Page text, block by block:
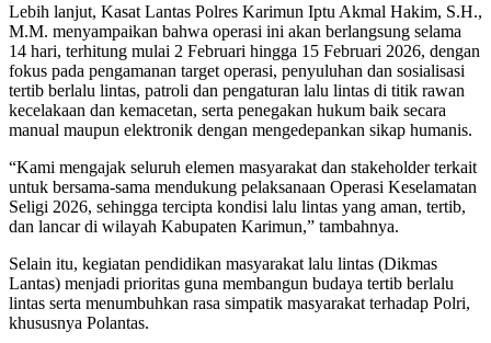
Lebih lanjut, Kasat Lantas Polres Karimun Iptu Akmal Hakim, S.H.,
M.M. menyampaikan bahwa operasi ini akan berlangsung selama
14 hari, terhitung mulai 2 Februari hingga 15 Februari 2026, dengan
fokus pada pengamanan target operasi, penyuluhan dan sosialisasi
tertib berlalu lintas, patroli dan pengaturan lalu lintas di titik rawan
kecelakaan dan kemacetan, serta penegakan hukum baik secara
manual maupun elektronik dengan mengedepankan sikap humanis.
“Kami mengajak seluruh elemen masyarakat dan stakeholder terkait
untuk bersama-sama mendukung pelaksanaan Operasi Keselamatan
Seligi 2026, sehingga tercipta kondisi lalu lintas yang aman, tertib,
dan lancar di wilayah Kabupaten Karimun,” tambahnya.
Selain itu, kegiatan pendidikan masyarakat lalu lintas (Dikmas
Lantas) menjadi prioritas guna membangun budaya tertib berlalu
lintas serta menumbuhkan rasa simpatik masyarakat terhadap Polri,
khususnya Polantas.